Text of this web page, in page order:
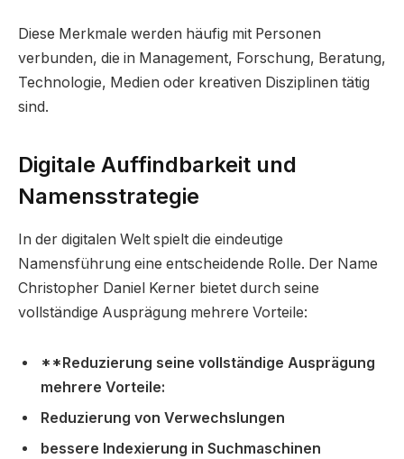
Diese Merkmale werden häufig mit Personen
verbunden, die in Management, Forschung, Beratung,
Technologie, Medien oder kreativen Disziplinen tätig
sind.
Digitale Auffindbarkeit und
Namensstrategie
In der digitalen Welt spielt die eindeutige
Namensführung eine entscheidende Rolle. Der Name
Christopher Daniel Kerner bietet durch seine
vollständige Ausprägung mehrere Vorteile:
**Reduzierung seine vollständige Ausprägung
mehrere Vorteile:
Reduzierung von Verwechslungen
bessere Indexierung in Suchmaschinen